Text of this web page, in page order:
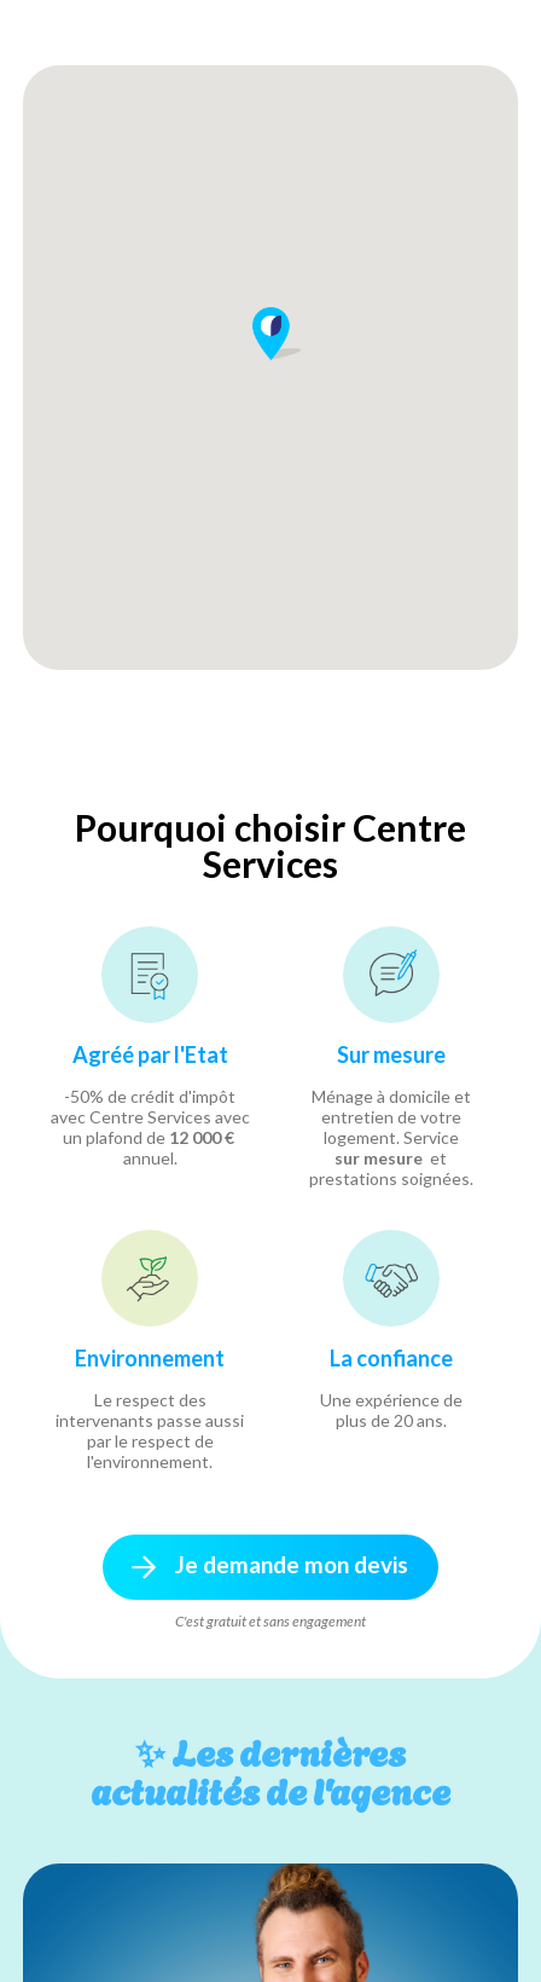
Pourquoi choisir Centre
Services
Agréé par l'Etat
-50% de crédit d'impôt
avec Centre Services avec
un plafond de 12 000 €
annuel.
Sur mesure
Ménage à domicile et
entretien de votre
logement. Service
sur mesure et
prestations soignées.
Environnement
Le respect des
intervenants passe aussi
par le respect de
l'environnement.
La confiance
Une expérience de
plus de 20 ans.
Je demande mon devis
C'est gratuit et sans engagement
✨Les dernières
actualités de l'agence